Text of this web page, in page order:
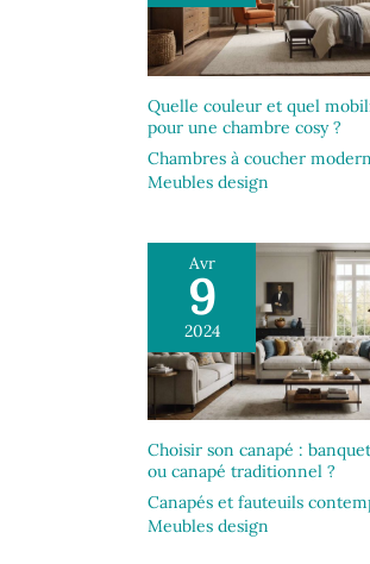
Quelle couleur et quel
pour une chambre cosy ?
Chambres à coucher
Meubles design
Avr
9
2024
Choisir son canapé :
ou canapé traditionnel ?
Canapés et fauteuils
Meubles design